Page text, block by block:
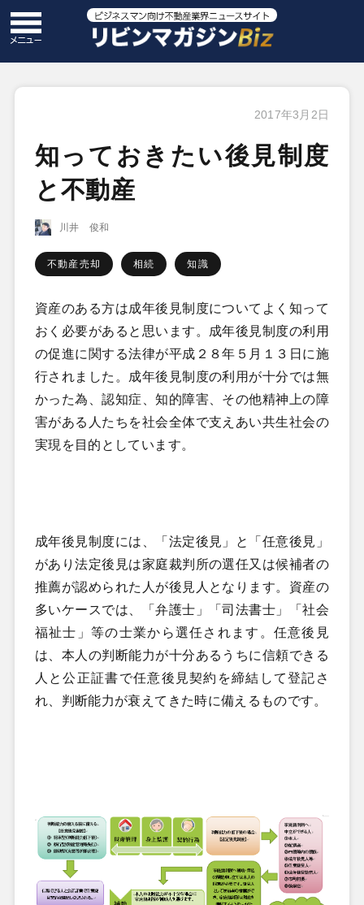
2017年3月2日
知っておきたい後見制度
と不動産
川井 俊和
不動産売却 相続 知識
資産のある方は成年後見制度についてよく知って
おく必要があると思います。成年後見制度の利用
の促進に関する法律が平成２８年５月１３日に施
行されました。成年後見制度の利用が十分では無
かった為、認知症、知的障害、その他精神上の障
害がある人たちを社会全体で支えあい共生社会の
実現を目的としています。
成年後見制度には、「法定後見」と「任意後見」
があり法定後見は家庭裁判所の選任又は候補者の
推薦が認められた人が後見人となります。資産の
多いケースでは、「弁護士」「司法書士」「社会
福祉士」等の士業から選任されます。任意後見
は、本人の判断能力が十分あるうちに信頼できる
人と公正証書で任意後見契約を締結して登記さ
れ、判断能力が衰えてきた時に備えるものです。